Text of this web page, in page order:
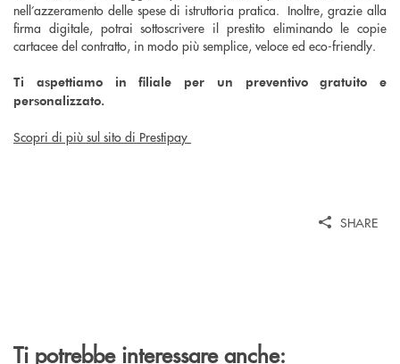
nell’azzeramento delle spese di istruttoria pratica. Inoltre, grazie alla
firma digitale, potrai sottoscrivere il prestito eliminando le copie
cartacee del contratto, in modo più semplice, veloce ed eco-friendly.
Ti aspettiamo in filiale per un preventivo gratuito e
personalizzato.
Scopri di più sul sito di Prestipay
SHARE
Ti potrebbe interessare anche: